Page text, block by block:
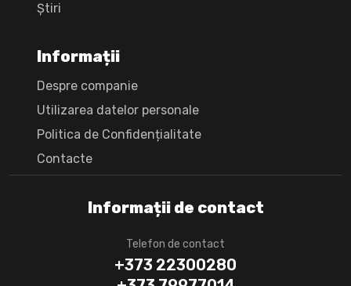
Informații de contact
Telefon de contact
+373 22300280
Știri
Informații
Despre companie
Utilizarea datelor personale
Politica de Confidențialitate
Сontacte